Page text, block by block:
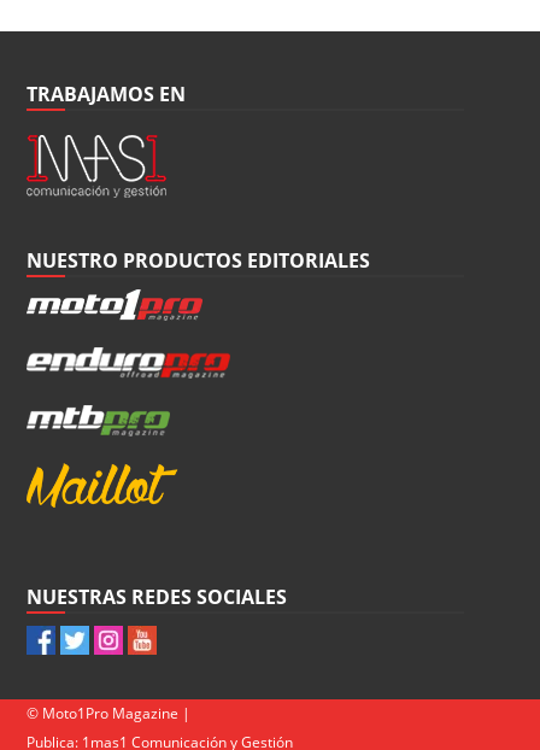
TRABAJAMOS EN
NUESTRO PRODUCTOS EDITORIALES
NUESTRAS REDES SOCIALES
© Moto1Pro Magazine |
Publica: 1mas1 Comunicación y Gestión